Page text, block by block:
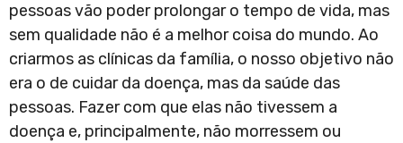
pessoas vão poder prolongar o tempo de vida, mas
sem qualidade não é a melhor coisa do mundo. Ao
criarmos as clínicas da família, o nosso objetivo não
era o de cuidar da doença, mas da saúde das
pessoas. Fazer com que elas não tivessem a
doença e, principalmente, não morressem ou